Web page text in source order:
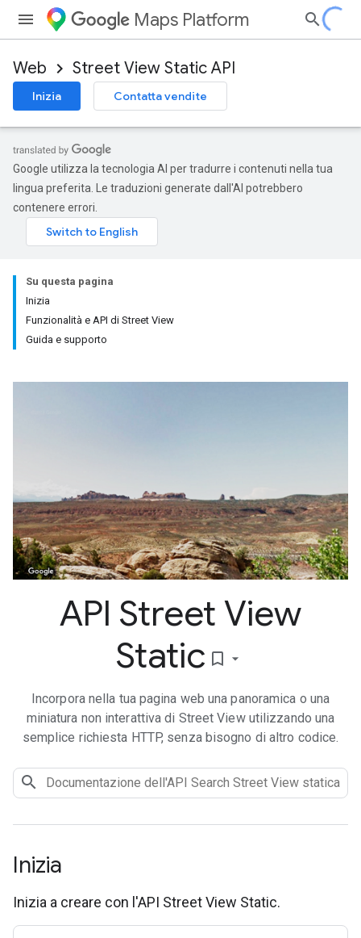
Maps Platform
Web Street View Static API
Inizia Contatta vendite
Google utilizza la tecnologia AI per tradurre i contenuti nella tua
lingua preferita. Le traduzioni generate dall'AI potrebbero
contenere errori.
Su questa pagina
Inizia
Funzionalità e API di Street View
Guida e supporto
API Street View
Static bookmark_border
Incorpora nella tua pagina web una panoramica o una
miniatura non interattiva di Street View utilizzando una
semplice richiesta HTTP, senza bisogno di altro codice.
Inizia
Inizia a creare con l'API Street View Static.